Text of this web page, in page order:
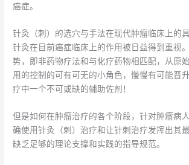
癌症。
针灸（刺）的选穴与手法在现代肿瘤临床上的
针灸在目前癌症临床上的作用被日益得到重视
势，即非药物疗法和与化疗药物相匹配，从原
用的控制的可有可无的小角色，慢慢有可能晋
疗中一个不可或缺的辅助佐剂！
但是如何在肿瘤治疗的各个阶段，针对肿瘤病
确使用针灸（刺）治疗和让针刺治疗发挥出其
缺乏足够的理论支撑和实践的指导规范。